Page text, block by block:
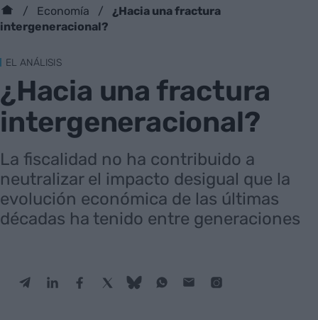
Economía
¿Hacia una fractura
intergeneracional?
EL ANÁLISIS
¿Hacia una fractura
intergeneracional?
La fiscalidad no ha contribuido a
neutralizar el impacto desigual que la
evolución económica de las últimas
décadas ha tenido entre generaciones